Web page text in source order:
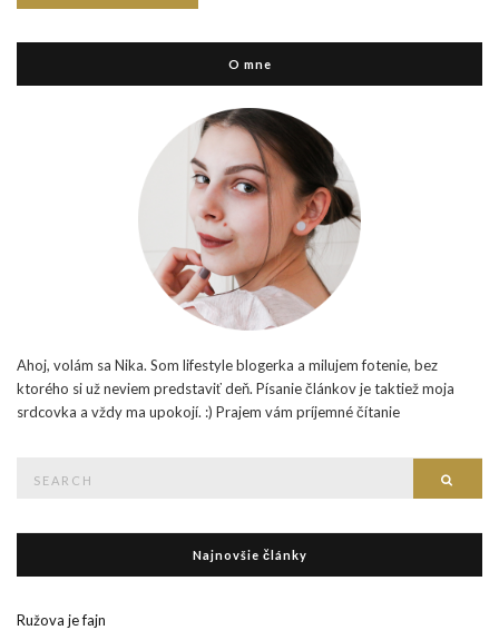
O mne
Ahoj, volám sa Nika. Som lifestyle blogerka a milujem fotenie, bez
ktorého si už neviem predstaviť deň. Písanie článkov je taktiež moja
srdcovka a vždy ma upokojí. :) Prajem vám príjemné čítanie
Najnovšie články
Ružova je fajn